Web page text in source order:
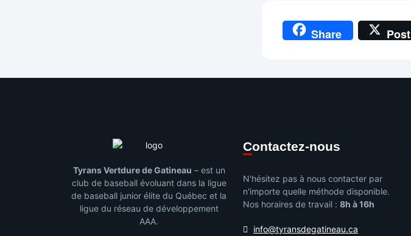
Share Post
Tyrans Vertdure de Gatineau – est un
club de baseball évoluant dans la ligue
de baseball junior élite du Québec et la
ligue du réseau de développement
AAA.
Contactez-nous
N'hésitez pas à nous contacter par
n'importe quelle méthode disponible.
Nos horaires de travail : 8h à 16h
info@tyransdegatineau.ca